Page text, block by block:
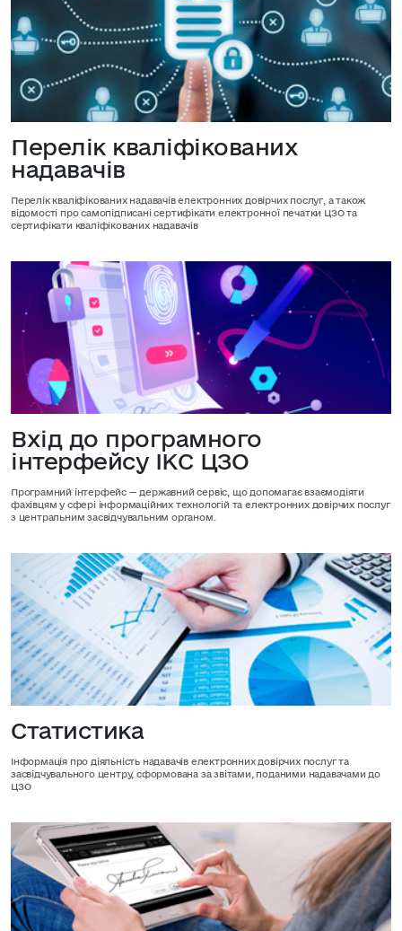
Перелік кваліфікованих
надавачів
Перелік кваліфікованих надавачів електронних довірчих послуг, а також
відомості про самопідписані сертифікати електронної печатки ЦЗО та
сертифікати кваліфікованих надавачів
Вхід до програмного
інтерфейсу ІКС ЦЗО
Програмний інтерфейс — державний сервіс, що допомагає взаємодіяти
фахівцям у сфері інформаційних технологій та електронних довірчих послуг
з центральним засвідчувальним органом.
Статистика
Інформація про діяльність надавачів електронних довірчих послуг та
засвідчувального центру, сформована за звітами, поданими надавачами до
ЦЗО